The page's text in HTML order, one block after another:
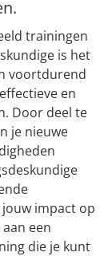
trainingen
is het
voortdurend
en
Door deel te
je nieuwe
impact op
een
die je kunt